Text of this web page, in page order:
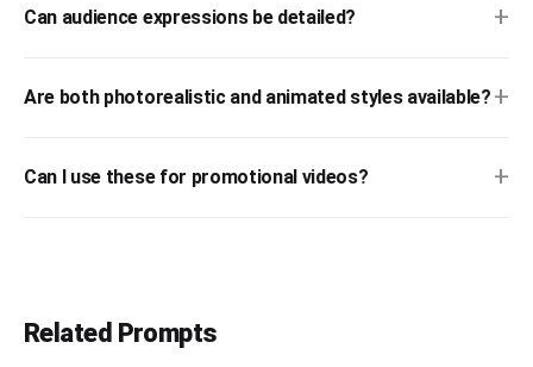
* 空いている屋台
Can audience expressions be detailed? +
Are both photorealistic and animated styles available? +
Can I use these for promotional videos? +
Related Prompts